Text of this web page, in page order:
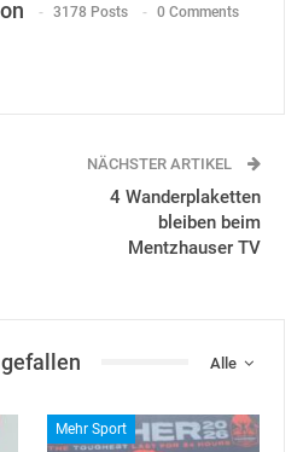
3178 Posts 0 Comments
NÄCHSTER ARTIKEL
4 Wanderplaketten
bleiben beim
Mentzhauser TV
Alle
Mehr Sport